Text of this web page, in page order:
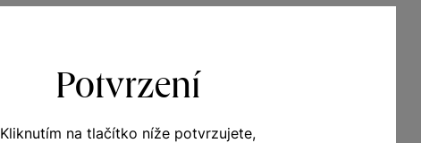
Potvrzení
Kliknutím na tlačítko níže potvrzujete,